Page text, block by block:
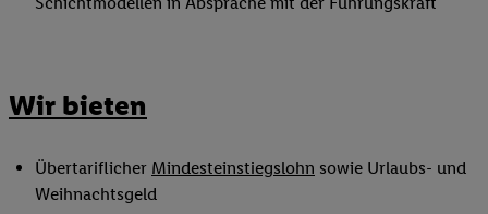
Wir bieten
Übertariflicher Mindesteinstiegslohn sowie Urlaubs- und
Weihnachtsgeld